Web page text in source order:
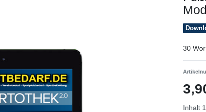
30
Inhalt 1